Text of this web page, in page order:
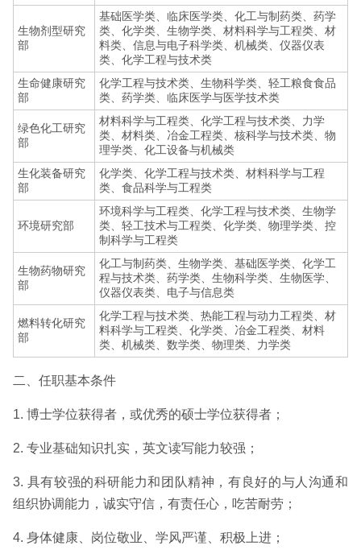
生物剂型研究
部
基础医学类、临床医学类、化工与制药类、药学
类、化学类、生物学类、材料科学与工程类、材
料类、信息与电子科学类、机械类、仪器仪表
类、化学工程与技术类
生命健康研究
部
化学工程与技术类、生物科学类、轻工粮食食品
类、药学类、临床医学与医学技术类
绿色化工研究
部
材料科学与工程类、化学工程与技术类、力学
类、材料类、冶金工程类、核科学与技术类、物
理学类、化工设备与机械类
生化装备研究
部
化学类、化学工程与技术类、材料科学与工程
类、食品科学与工程类
环境研究部
环境科学与工程类、化学工程与技术类、生物学
类、轻工技术与工程类、化学类、物理学类、控
制科学与工程类
生物药物研究
部
化工与制药类、生物学类、基础医学类、化学工
程与技术类、药学类、生物科学类、生物医学、
仪器仪表类、电子与信息类
燃料转化研究
部
化学工程与技术类、热能工程与动力工程类、材
料科学与工程类、化学类、冶金工程类、材料
类、机械类、数学类、物理类、力学类
二、任职基本条件
1. 博士学位获得者，或优秀的硕士学位获得者；
2. 专业基础知识扎实，英文读写能力较强；
3. 具有较强的科研能力和团队精神，有良好的与人沟通和
组织协调能力，诚实守信，有责任心，吃苦耐劳；
4. 身体健康、岗位敬业、学风严谨、积极上进；